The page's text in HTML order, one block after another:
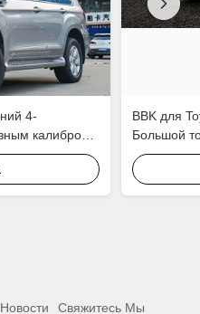
4-
калибром
система Для
BBK для
Большой
калибр с
Новости Свяжитесь Мы